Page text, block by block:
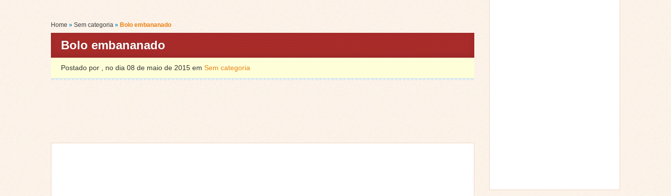
Home » Sem categoria » Bolo embananado
Bolo embananado
Postado por , no dia 08 de maio de 2015 em Sem categoria